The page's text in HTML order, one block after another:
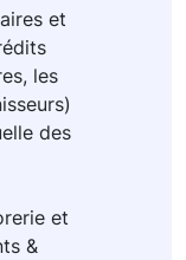
et
les
des
et
&